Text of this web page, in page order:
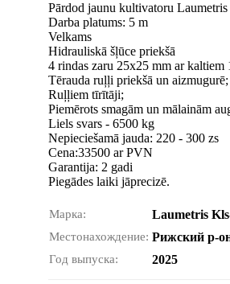
Pārdod jaunu kultivatoru
Darba platums: 5 m
Velkams
Hidrauliskā šļūce priekšā
4 rindas zaru 25x25 mm ar kaltiem
Tērauda ruļļi priekšā un aizmugurē;
Ruļļiem tīrītāji;
Piemērots smagām un mālainām
Liels svars - 6500 kg
Nepieciešamā jauda: 220 - 300 zs
Cena:33500 ar PVN
Garantija: 2 gadi
Piegādes laiki jāprecizē.
Марка: Laumetris
Местонахождение: Рижский р-
Год выпуска: 2025